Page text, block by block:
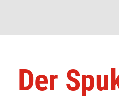
Der